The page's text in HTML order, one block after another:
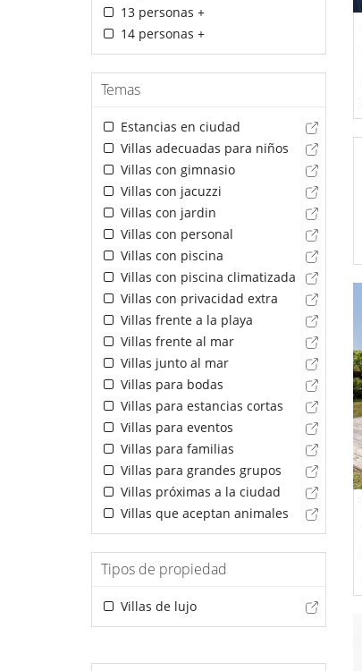
13 personas +
14 personas +
Temas
Estancias en ciudad
Villas adecuadas para niños
Villas con gimnasio
Villas con jacuzzi
Villas con jardin
Villas con personal
Villas con piscina
Villas con piscina climatizada
Villas con privacidad extra
Villas frente a la playa
Villas frente al mar
Villas junto al mar
Villas para bodas
Villas para estancias cortas
Villas para eventos
Villas para familias
Villas para grandes grupos
Villas próximas a la ciudad
Villas que aceptan animales
Tipos de propiedad
Villas de lujo